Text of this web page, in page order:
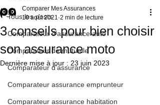
Tous les posts
Comparateur d'assurance auto
Comparateur de mutuelle
Comparateur d'assurance
Comparateur assurance emprunteur
Comparateur assurance habitation
3 conseils pour bien choisir
son assurance moto
Comparer Mes Assurances
10 août 2021 2 min de lecture
Dernière mise à jour : 23 juin 2023